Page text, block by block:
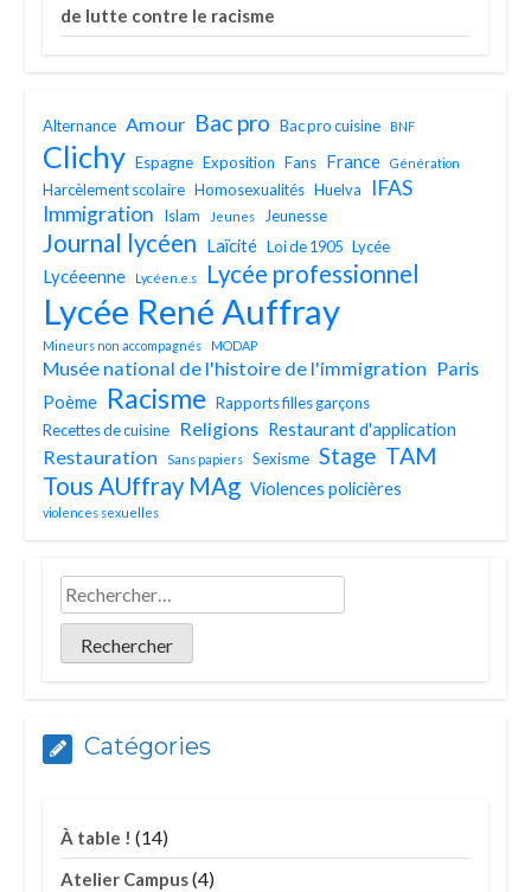
de lutte contre le racisme
Alternance Amour Bac pro Bac pro cuisine BNF
Clichy Espagne Exposition Fans France Génération
Harcèlement scolaire Homosexualités Huelva
IFAS
Immigration
Islam Jeunes Jeunesse
Journal lycéen Laïcité Loi de 1905 Lycée
Lycéeenne Lycéen.e.s Lycée professionnel
Lycée René Auffray
Mineurs non accompagnés MODAP
Musée national de l'histoire de l'immigration Paris
Poème Racisme Rapports filles garçons
Recettes de cuisine
Religions Restaurant d'application
Restauration Sans papiers Sexisme Stage TAM
Tous AUffray MAg Violences policières
violences sexuelles
Catégories
À table ! (14)
Atelier Campus(4)